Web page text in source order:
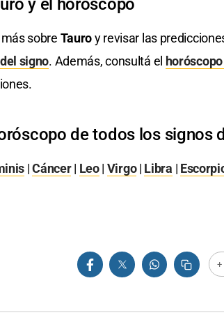
y el horóscopo
sobre Tauroy revisar las
signo. Además, consultá el
de todos los signos
|Cáncer| Leo| Virgo| Libra |
+